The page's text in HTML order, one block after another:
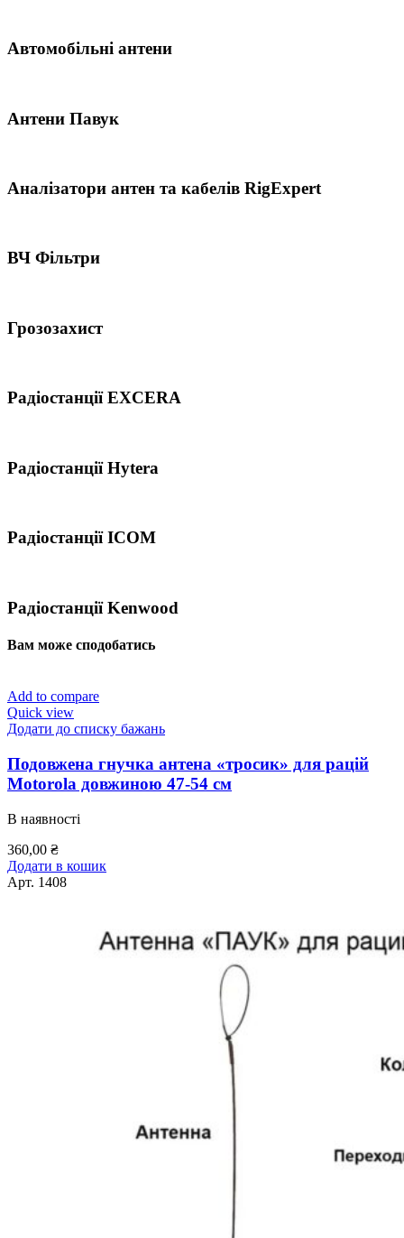
Автомобільні антени
Антени Павук
Аналізатори антен та кабелів RigExpert
ВЧ Фільтри
Грозозахист
Радіостанції EXCERA
Радіостанції Hytera
Радіостанції ICOM
Радіостанції Kenwood
Вам може сподобатись
Add to compare
Quick view
Додати до списку бажань
Подовжена гнучка антена «тросик» для рацій
Motorola довжиною 47-54 см
В наявності
360,00 ₴
Додати в кошик
Арт. 1408